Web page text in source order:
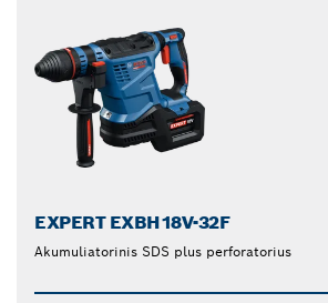
EXPERT EXBH18V-32F
Akumuliatorinis SDS plus perforatorius